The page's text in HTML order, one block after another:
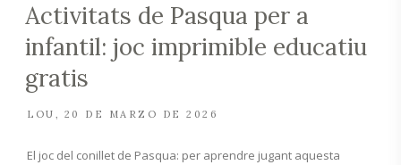
Activitats de Pasqua per a
infantil: joc imprimible educatiu
gratis
LOU 20 DE MARZO DE 2026
El joc del conillet de Pasqua: per aprendre jugant aquesta